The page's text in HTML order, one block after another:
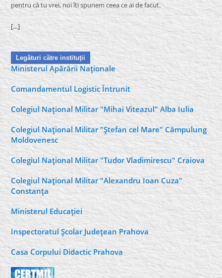
pentru că tu vrei, noi îti spunem ceea ce ai de facut.
[…]
Legături către instituţii
Ministerul Apărării Naţionale
Comandamentul Logistic Întrunit
Colegiul Naţional Militar "Mihai Viteazul" Alba Iulia
Colegiul Naţional Militar "Ştefan cel Mare" Câmpulung
Moldovenesc
Colegiul Naţional Militar "Tudor Vladimirescu" Craiova
Colegiul Naţional Militar "Alexandru Ioan Cuza"
Constanţa
Ministerul Educaţiei
Inspectoratul Şcolar Judeţean Prahova
Casa Corpului Didactic Prahova